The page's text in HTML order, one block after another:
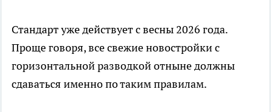
Стандарт уже действует с весны 2026 года.
Проще говоря, все свежие новостройки с
горизонтальной разводкой отныне должны
сдаваться именно по таким правилам.